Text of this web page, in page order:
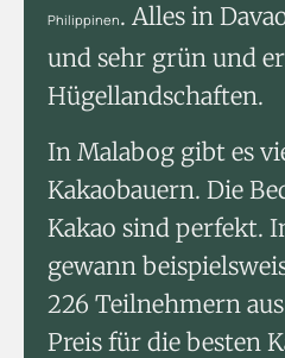
Philippinen. Alles in
und sehr grün und
Hügellandschaften.
In Malabog gibt es
Kakaobauern. Die
Kakao sind perfekt.
gewann
226 Teilnehmern
Preis für die besten